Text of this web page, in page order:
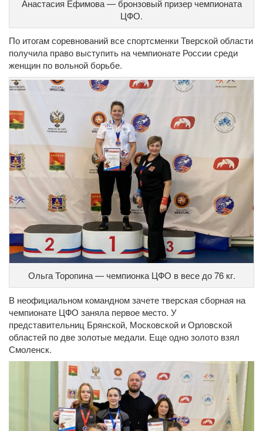
Анастасия Ефимова — бронзовый призер чемпионата
ЦФО.
По итогам соревнований все спортсменки Тверской области
получила право выступить на чемпионате России среди
женщин по вольной борьбе.
Ольга Торопина — чемпионка ЦФО в весе до 76 кг.
В неофициальном командном зачете тверская сборная на
чемпионате ЦФО заняла первое место. У
представительниц Брянской, Московской и Орловской
областей по две золотые медали. Еще одно золото взял
Смоленск.